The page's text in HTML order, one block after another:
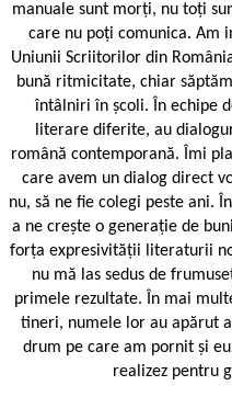
manuale sunt morți, nu toți
care nu poți comunica. Am
Uniunii Scriitorilor din
bună ritmicitate, chiar
întâlniri în școli. În echipe
literare diferite, au
română contemporană. Îmi
care avem un dialog direct
nu, să ne fie colegi peste ani.
a ne crește o generație de
forța expresivității literaturii
nu mă las sedus de
primele rezultate. În mai
tineri, numele lor au apărut
drum pe care am pornit și
realizez pentru